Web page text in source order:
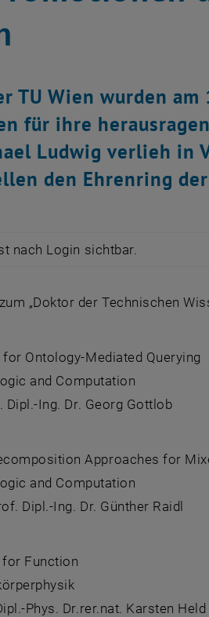
TU Wien wurden
für ihre
Ludwig verlieh in
den Ehrenring
nach Login sichtbar.
„Doktor der Technischen
Ontology-Mediated Querying
and Computation
Ing. Dr. Georg Gottlob
Approaches for
and Computation
Dipl.-Ing. Dr. Günther Raidl
Function
Phys. Dr.rer.nat. Karsten Held